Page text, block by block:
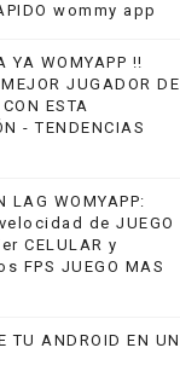
wommy app
YA WOMYAPP !!
JUGADOR DE
ESTA
- TENDENCIAS
LAG WOMYAPP:
de JUEGO
CELULAR y
FPS JUEGO MAS
TU ANDROID EN UN